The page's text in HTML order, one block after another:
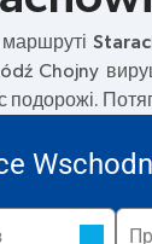
Chojny
подорожі.